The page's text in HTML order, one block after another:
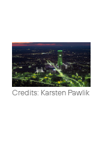
Credits: Karsten Pawlik